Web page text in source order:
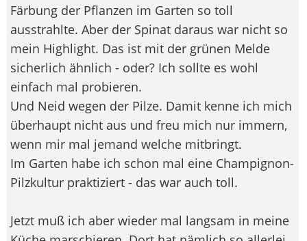
Färbung der Pflanzen im Garten so toll
ausstrahlte. Aber der Spinat daraus war nicht so
mein Highlight. Das ist mit der grünen Melde
sicherlich ähnlich - oder? Ich sollte es wohl
einfach mal probieren.
Und Neid wegen der Pilze. Damit kenne ich mich
überhaupt nicht aus und freu mich nur immern,
wenn mir mal jemand welche mitbringt.
Im Garten habe ich schon mal eine Champignon-
Pilzkultur praktiziert - das war auch toll.
Jetzt muß ich aber wieder mal langsam in meine